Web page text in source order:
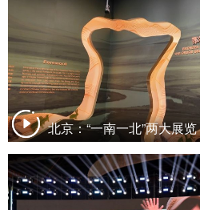
北京：“一南一北”两大展